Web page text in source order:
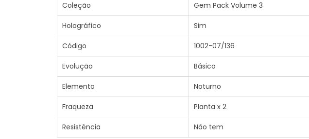
Coleção Gem Pack Volume 3
Holográfico Sim
Código 1002-07/136
Evolução Básico
Elemento Noturno
Fraqueza Planta x 2
Resistência Não tem